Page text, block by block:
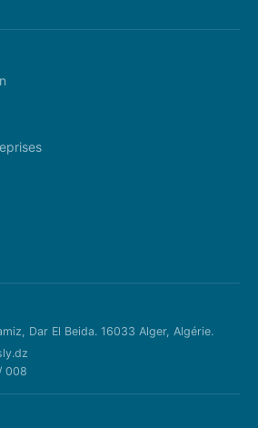
Dar El Beida. 16033 Alger, Algérie.
008